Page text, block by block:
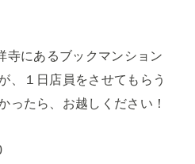
寺にあるブックマンション
、１日店員をさせてもらう
ったら、お越しください！